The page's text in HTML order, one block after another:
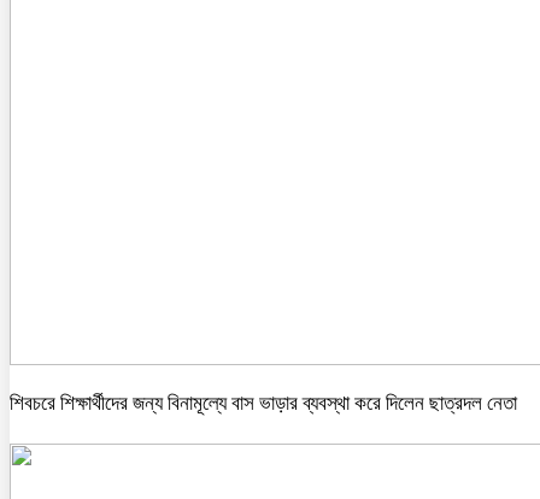
শিবচরে শিক্ষার্থীদের জন্য বিনামূল্যে বাস ভাড়ার ব্যবস্থা করে দিলেন ছাত্রদল নেতা